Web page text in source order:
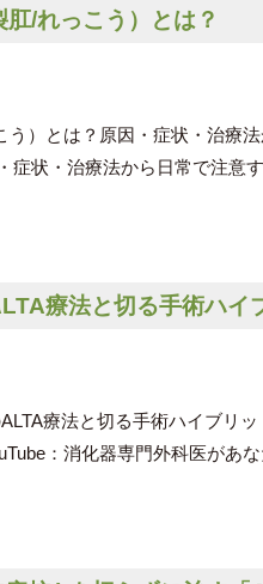
/れっこう）とは？
う）とは？原因・症状・治療
症状・治療法から日常で注
療法と切る手術ハイ
療法と切る手術ハイブリ
：消化器専門外科医があ